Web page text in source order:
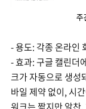
주
- 용도: 각종 온라인
- 효과: 구글 캘린더
크가 자동으로 생성
바일 제약 없이, 시